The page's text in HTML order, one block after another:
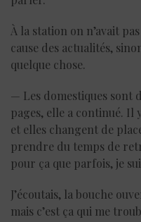
À la station on n’avait
cause des actualités,
quelque chose.
— Les domestiques sont
pages, elle a continué. Il
et elles changent de
prendre du temps de
pour ça que parfois, je
J’écoutais, la bouche
mais c’est ça qui me